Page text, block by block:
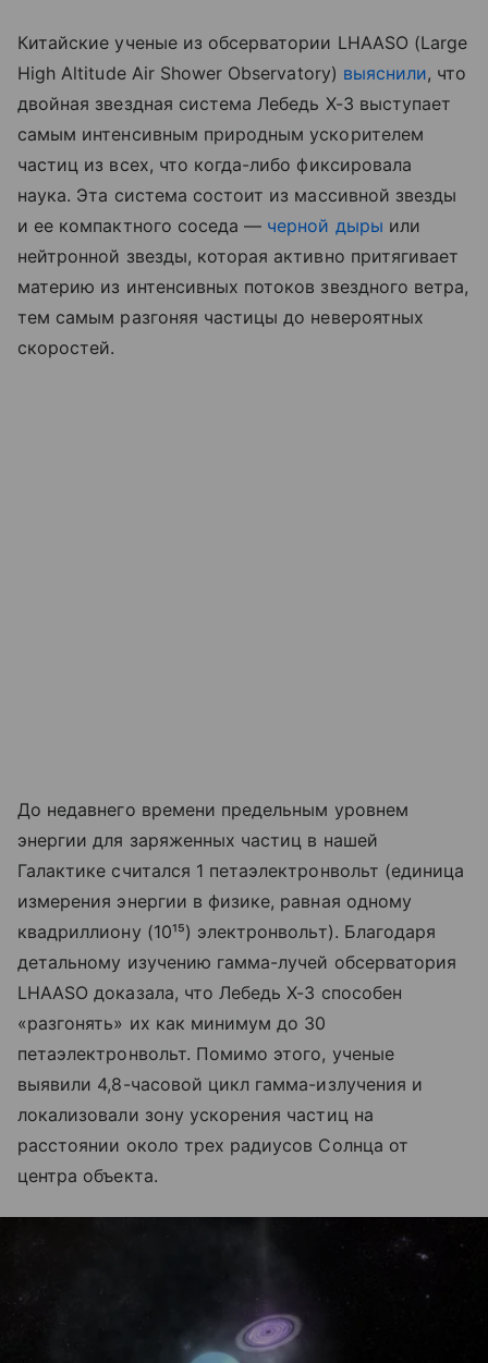
Китайские ученые из обсерватории LHAASO (Large
High Altitude Air Shower Observatory) выяснили, что
двойная звездная система Лебедь X-3 выступает
самым интенсивным природным ускорителем
частиц из всех, что когда-либо фиксировала
наука. Эта система состоит из массивной звезды
и ее компактного соседа — черной дыры или
нейтронной звезды, которая активно притягивает
материю из интенсивных потоков звездного ветра,
тем самым разгоняя частицы до невероятных
скоростей.
До недавнего времени предельным уровнем
энергии для заряженных частиц в нашей
Галактике считался 1 петаэлектронвольт (единица
измерения энергии в физике, равная одному
квадриллиону (10¹⁵) электронвольт). Благодаря
детальному изучению гамма-лучей обсерватория
LHAASO доказала, что Лебедь X-3 способен
«разгонять» их как минимум до 30
петаэлектронвольт. Помимо этого, ученые
выявили 4,8-часовой цикл гамма-излучения и
локализовали зону ускорения частиц на
расстоянии около трех радиусов Солнца от
центра объекта.